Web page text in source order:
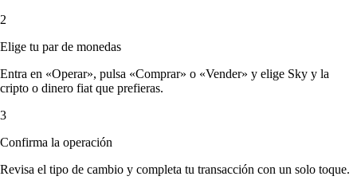
2
Elige tu par de monedas
Entra en «Operar», pulsa «Comprar» o «Vender» y elige Sky y la
cripto o dinero fiat que prefieras.
3
Confirma la operación
Revisa el tipo de cambio y completa tu transacción con un solo toque.